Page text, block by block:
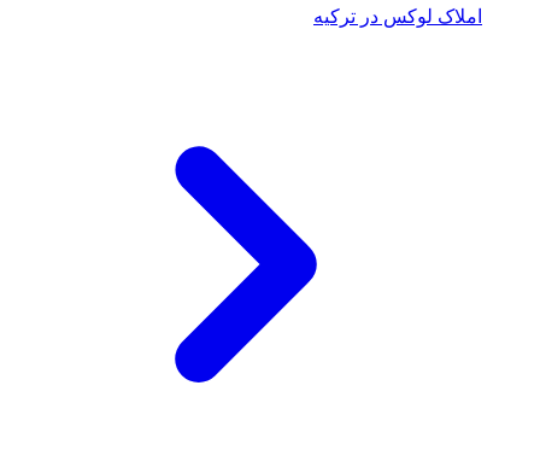
املاک لوکس در ترکیه